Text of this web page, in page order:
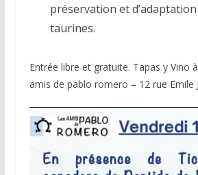
préservation et
taurines.
Entrée libre et gratuite. Tapas y Vino
amis de pablo romero – 12 rue Emile